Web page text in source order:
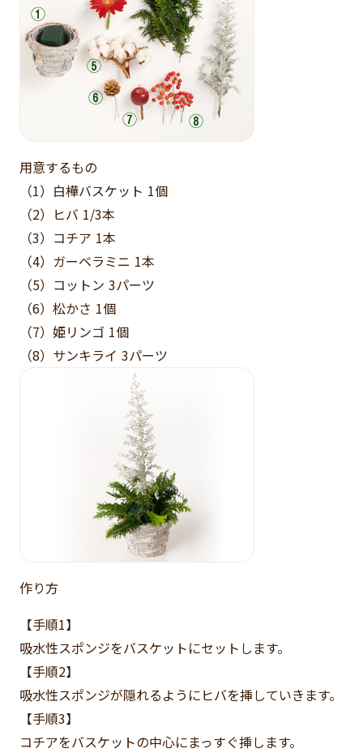
用意するもの
（1）白樺バスケット 1個
（2）ヒバ 1/3本
（3）コチア 1本
（4）ガーベラミニ 1本
（5）コットン 3パーツ
（6）松かさ 1個
（7）姫リンゴ 1個
（8）サンキライ 3パーツ
作り方
【手順1】
吸水性スポンジをバスケットにセットします。
【手順2】
吸水性スポンジが隠れるようにヒバを挿していきます。
【手順3】
コチアをバスケットの中心にまっすぐ挿します。